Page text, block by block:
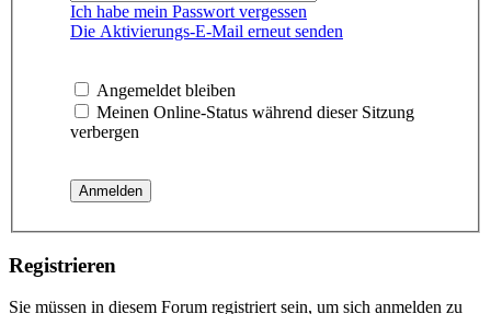
Ich habe mein Passwort vergessen
Die Aktivierungs-E-Mail erneut senden
Angemeldet bleiben
Meinen Online-Status während dieser Sitzung
verbergen
Registrieren
Sie müssen in diesem Forum registriert sein, um sich anmelden zu